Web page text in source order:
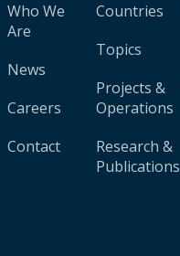
Who We
Are
News
Careers
Contact
Countries
Topics
Projects &
Operations
Research &
Publications